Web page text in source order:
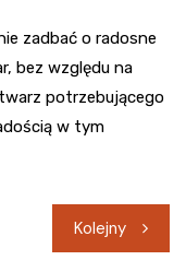
zadbać o radosne
bez względu na
potrzebującego
w tym
Kolejny